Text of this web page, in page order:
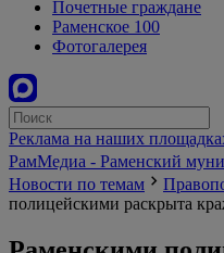
Почетные граждане
Раменское 100
Фотогалерея
Реклама на наших
РамМедиа - Раменский
Новости по темам
полицейскими раскрыта